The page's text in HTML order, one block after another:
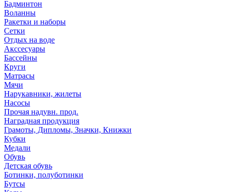
Бадминтон
Воланны
Ракетки и наборы
Сетки
Отдых на воде
Акссесуары
Бассейны
Круги
Матрасы
Мячи
Нарукавники, жилеты
Насосы
Прочая надувн. прод.
Наградная продукция
Грамоты, Дипломы, Значки, Книжки
Кубки
Медали
Обувь
Детская обувь
Ботинки, полуботинки
Бутсы